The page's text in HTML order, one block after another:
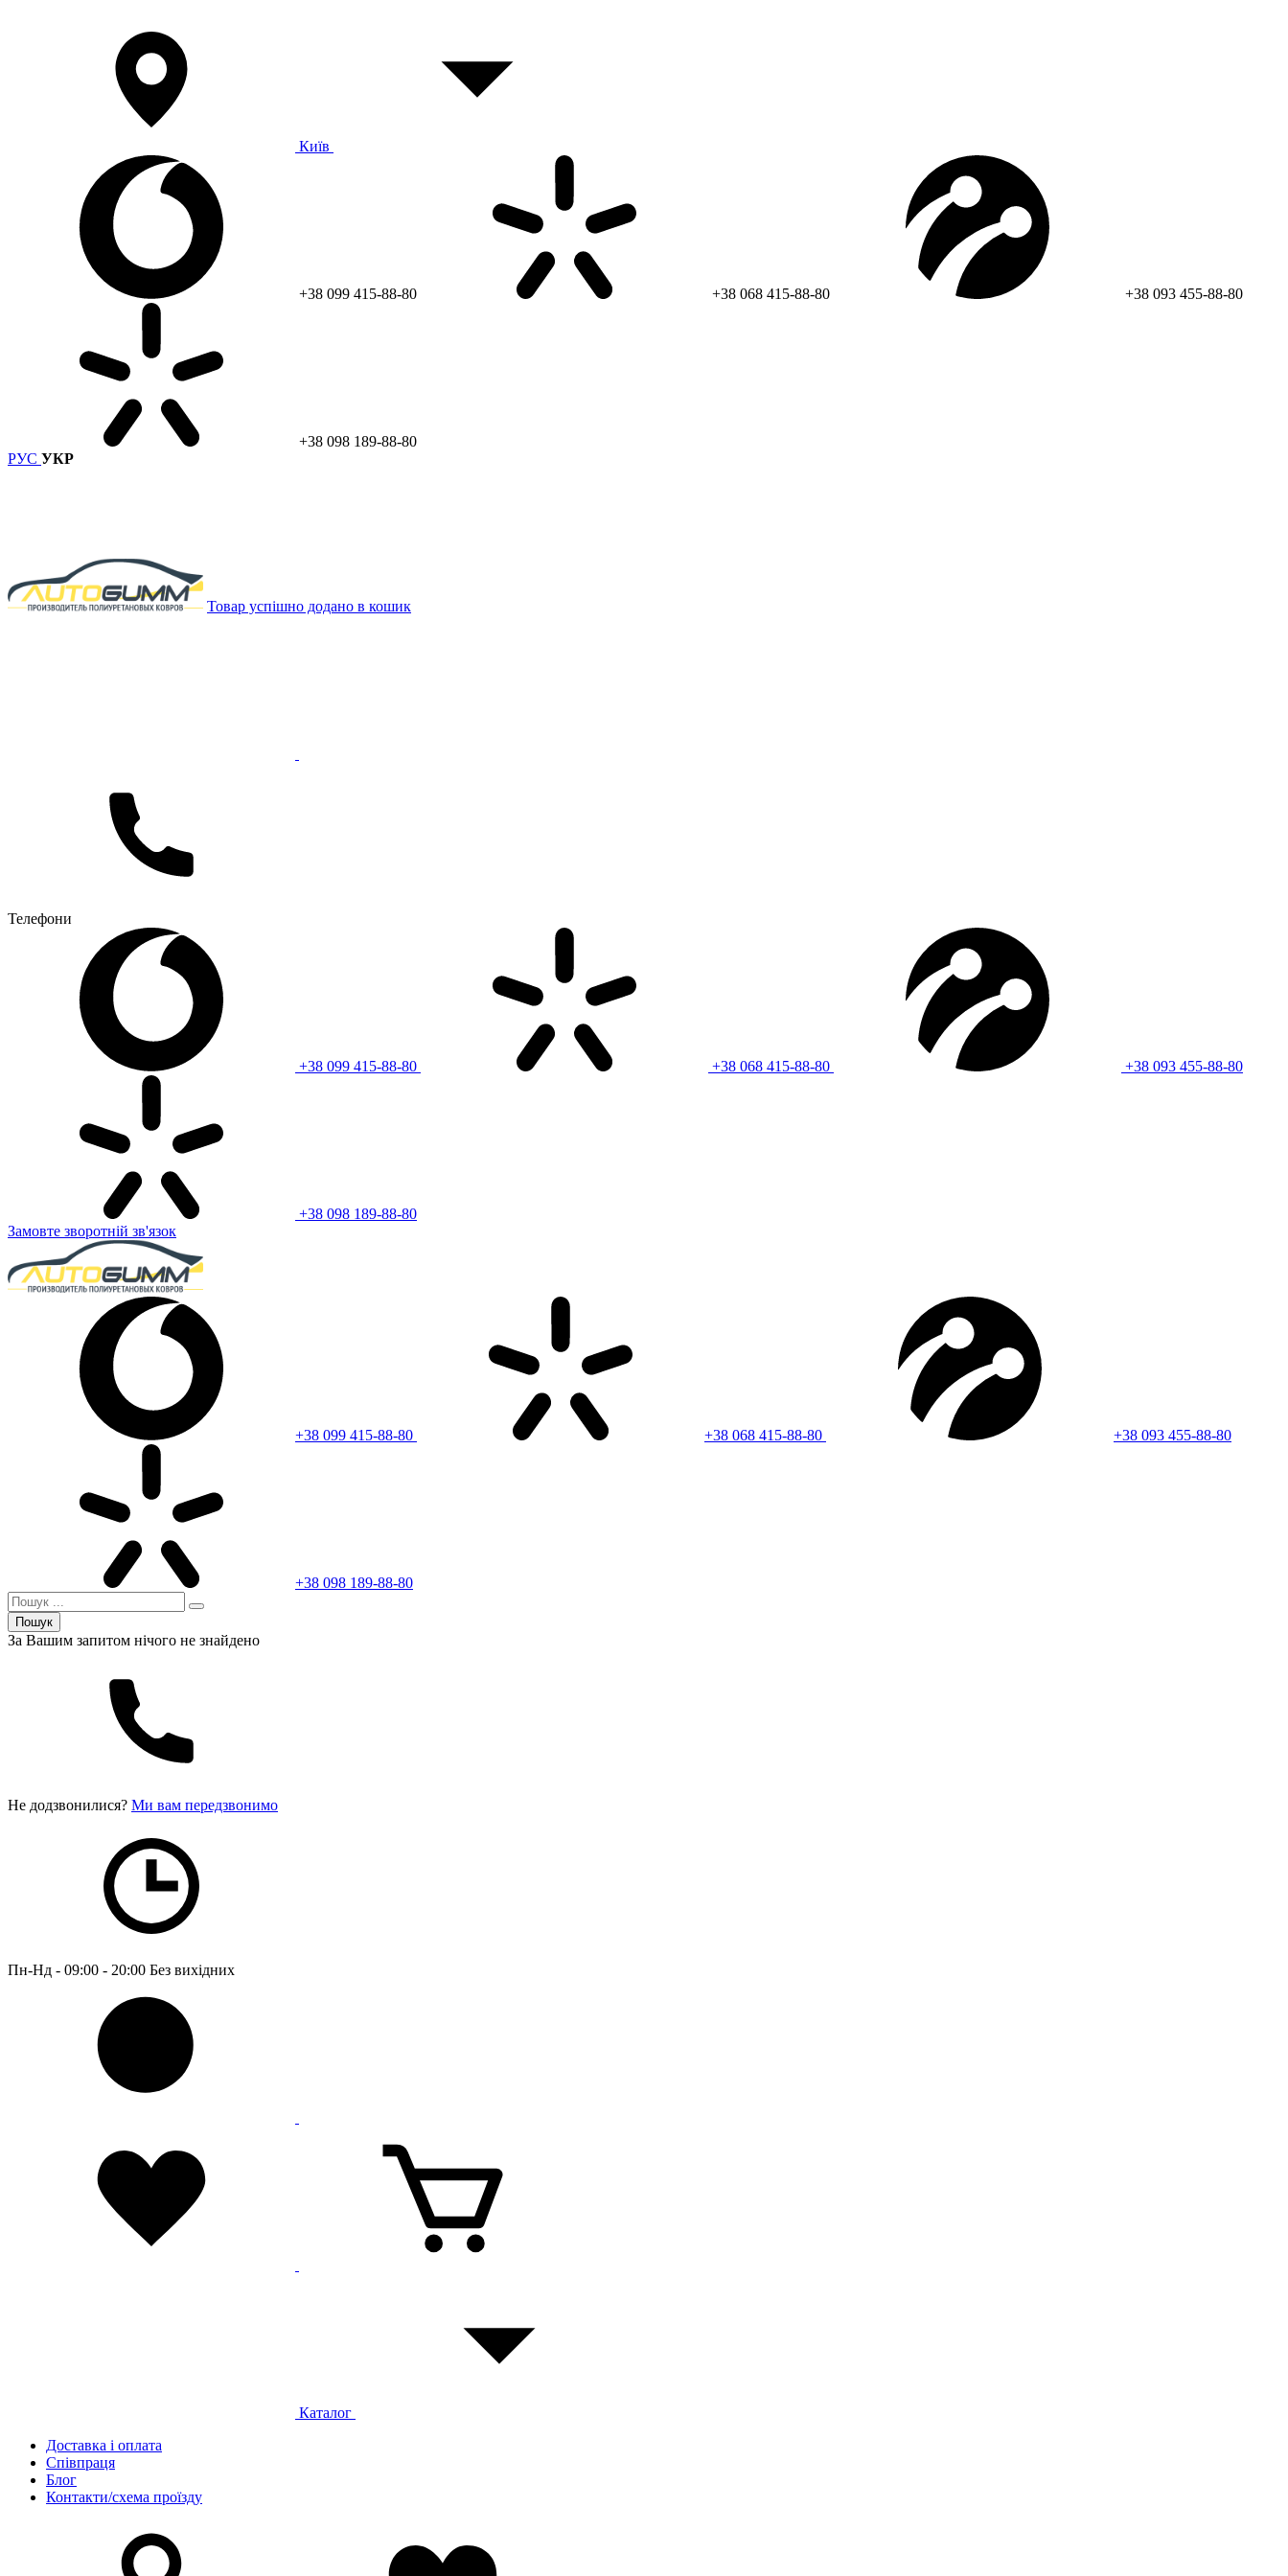
Київ
+38 099 415-88-80 +38 068 415-88-80 +38 093 455-88-80
+38 098 189-88-80
РУС УКР
Товар успішно додано в кошик
Телефони
+38 099 415-88-80 +38 068 415-88-80 +38 093 455-88-80
+38 098 189-88-80
Замовте зворотній зв'язок
+38 099 415-88-80 +38 068 415-88-80 +38 093 455-88-80
+38 098 189-88-80
Пошук
За Вашим запитом нічого не знайдено
Не додзвонилися? Ми вам передзвонимо
Пн-Нд - 09:00 - 20:00 Без вихідних
Каталог
Доставка і оплата
Співпраця
Блог
Контакти/схема проїзду